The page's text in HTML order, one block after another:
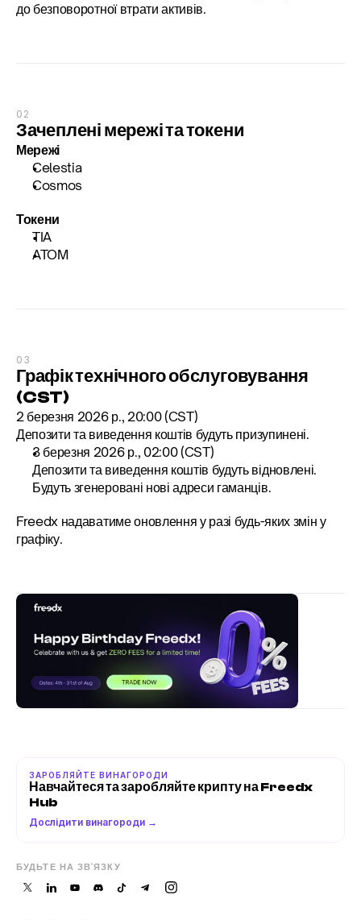
до безповоротної втрати активів.
02
Зачеплені мережі та токени
Мережі
Celestia
Cosmos
Токени
TIA
ATOM
03
Графік технічного обслуговування
(CST)
2 березня 2026 р., 20:00 (CST)
Депозити та виведення коштів будуть призупинені.
3 березня 2026 р., 02:00 (CST)
Депозити та виведення коштів будуть відновлені.
Будуть згенеровані нові адреси гаманців.
Freedx надаватиме оновлення у разі будь-яких змін у
графіку.
ЗАРОБЛЯЙТЕ ВИНАГОРОДИ
Навчайтеся та заробляйте крипту на Freedx
Hub
Дослідити винагороди →
БУДЬТЕ НА ЗВ'ЯЗКУ